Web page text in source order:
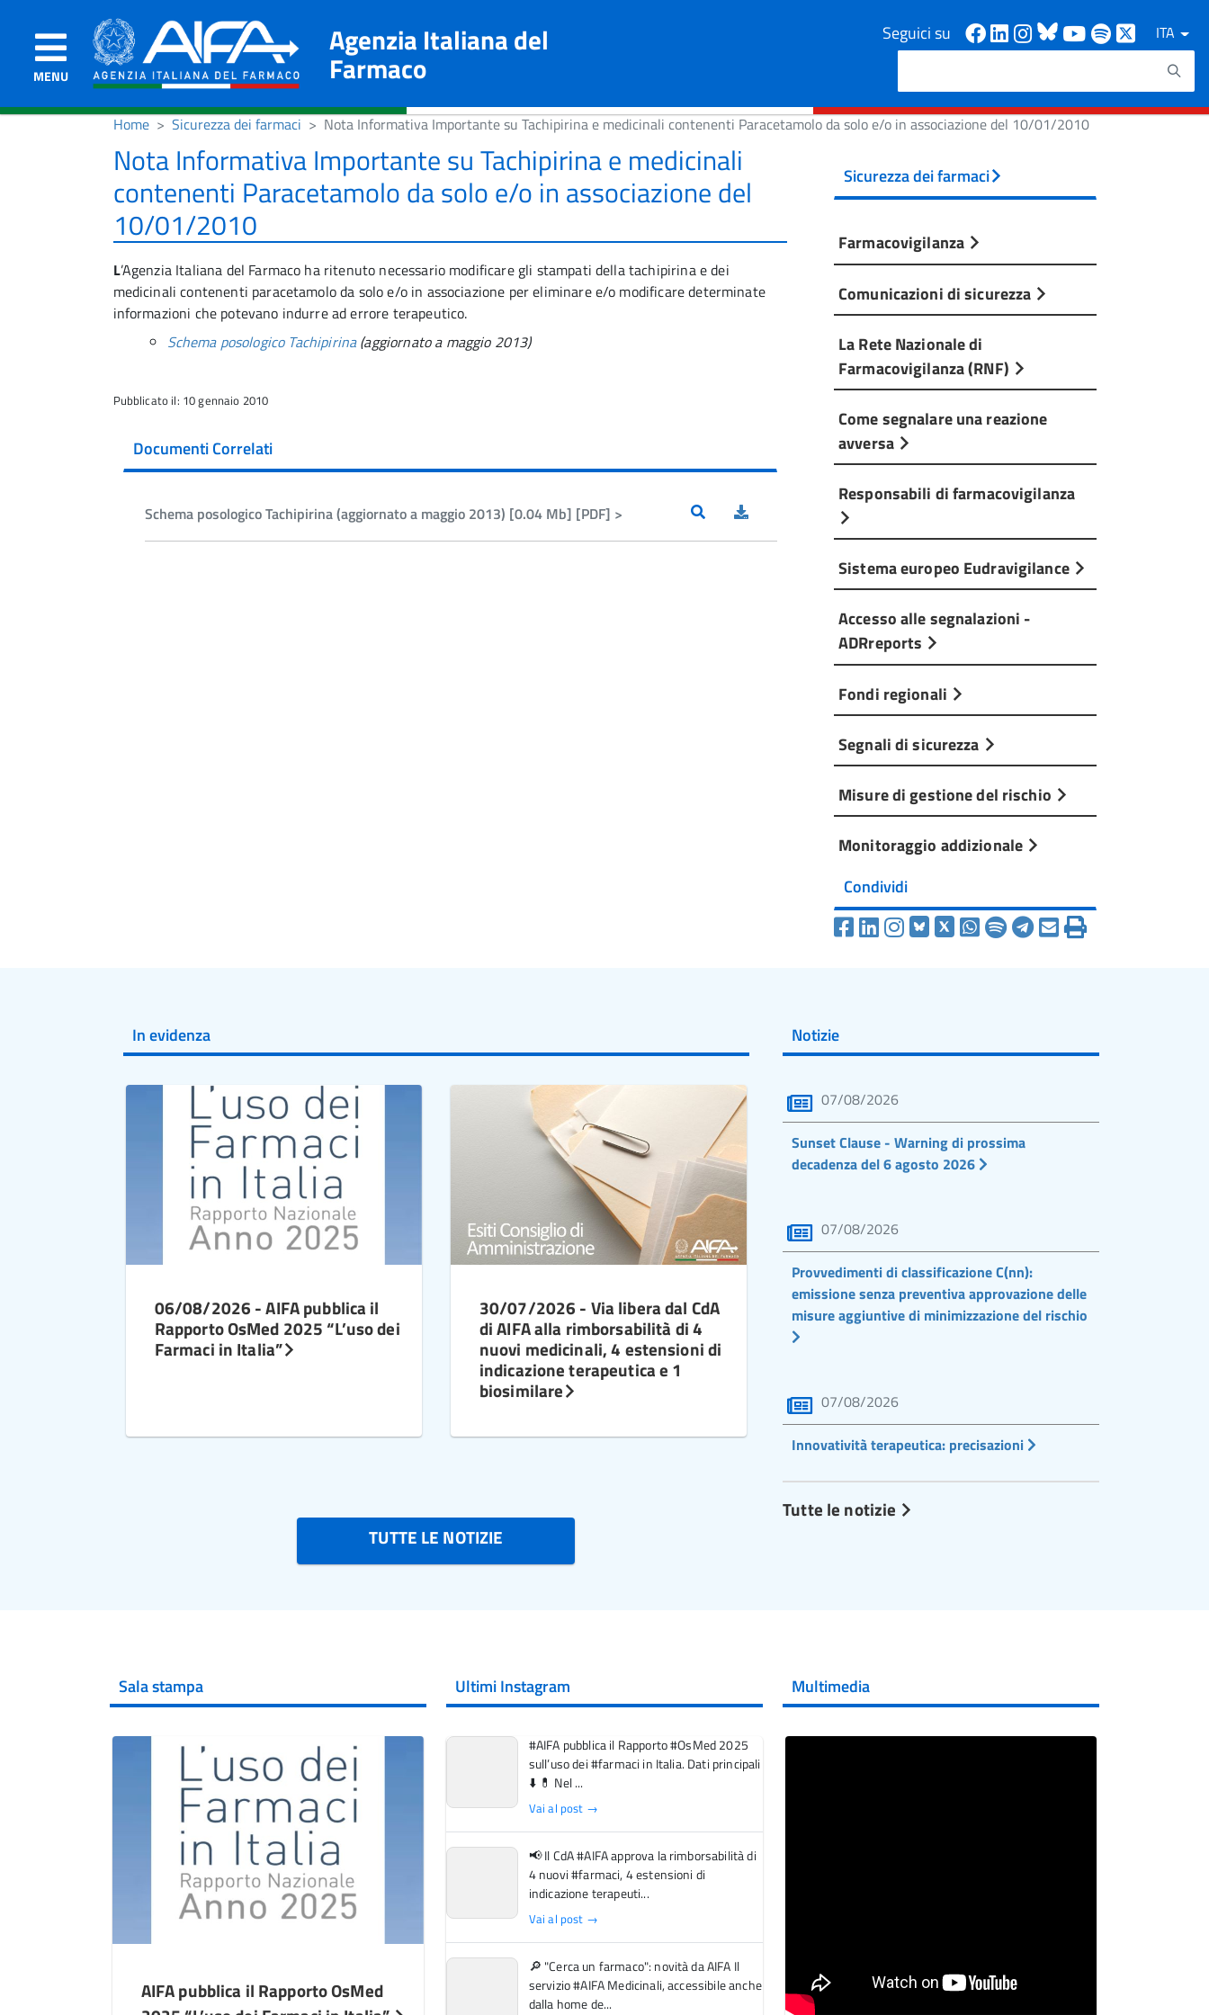
MENU
Agenzia Italiana del
Farmaco
Seguici su Facebook
Linkedin
Instagram
Bluesky
Youtube
Spotify
ITA
Cerca
Home Sicurezza dei farmaci Nota Informativa Importante su Tachipirina e medicinali contenenti Paracetamolo da solo e/o in associazione del 10/01/2010
Nota Informativa Importante su Tachipirina e medicinali
contenenti Paracetamolo da solo e/o in associazione del
10/01/2010
L’Agenzia Italiana del Farmaco ha ritenuto necessario modificare gli stampati della tachipirina e dei
medicinali contenenti paracetamolo da solo e/o in associazione per eliminare e/o modificare determinate
informazioni che potevano indurre ad errore terapeutico.
Schema posologico Tachipirina(aggiornato a maggio 2013)
Pubblicato il: 10 gennaio 2010
Documenti Correlati
Schema posologico Tachipirina (aggiornato a maggio 2013) [0.04 Mb] [PDF] >
Sicurezza dei farmaci
Farmacovigilanza
Comunicazioni di sicurezza
La Rete Nazionale di
Farmacovigilanza (RNF)
Come segnalare una reazione
avversa
Responsabili di farmacovigilanza
Sistema europeo Eudravigilance
Accesso alle segnalazioni -
ADRreports
Fondi regionali
Segnali di sicurezza
Misure di gestione del rischio
Monitoraggio addizionale
Condividi
In evidenza
06/08/2026 - AIFA pubblica il
Rapporto OsMed 2025 “L’uso dei
Farmaci in Italia”
30/07/2026 - Via libera dal CdA
di AIFA alla rimborsabilità di 4
nuovi medicinali, 4 estensioni di
indicazione terapeutica e 1
biosimilare
TUTTE LE NOTIZIE
Notizie
07/08/2026
Sunset Clause - Warning di prossima
decadenza del 6 agosto 2026
07/08/2026
Provvedimenti di classificazione C(nn):
emissione senza preventiva approvazione delle
misure aggiuntive di minimizzazione del rischio
07/08/2026
Innovatività terapeutica: precisazioni
Tutte le notizie
Sala stampa
AIFA pubblica il Rapporto OsMed
Ultimi Instagram
#AIFA pubblica il Rapporto #OsMed 2025
sull’uso dei #farmaci in Italia. Dati principali
⬇️ 💊 Nel ...
Vai al post →
📢 Il CdA #AIFA approva la rimborsabilità di
4 nuovi #farmaci, 4 estensioni di
indicazione terapeuti...
Vai al post →
🔎 "Cerca un farmaco": novità da AIFA Il
servizio #AIFA Medicinali, accessibile anche
dalla home de...
Multimedia